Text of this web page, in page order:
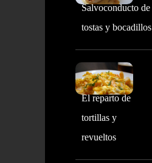
Salvoconducto de
tostas y bocadillos
El reparto de
tortillas y
revueltos